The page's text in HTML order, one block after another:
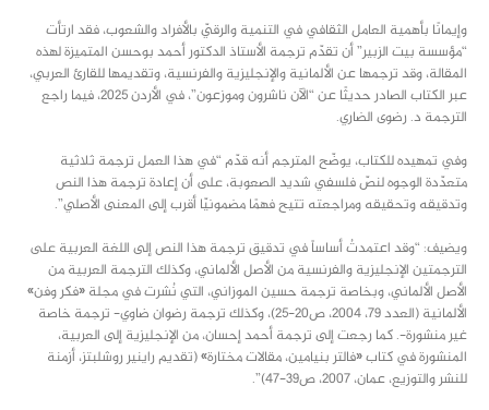
وإيمانًا بأهمية العامل الثقافي في التنمية والرقيّ بالأفراد والشعوب، فقد ارتأت
“مؤسسة بيت الزبير” أن تقدّم ترجمة الأستاذ الدكتور أحمد بوحسن المتميزة لهذه
المقالة، وقد ترجمها عن الألمانية والإنجليزية والفرنسية، وتقديمها للقارئ العربي،
عبر الكتاب الصادر حديثًا عن “الآن ناشرون وموزعون”، في الأردن 2025، فيما راجع
الترجمة د. رضوى الضاري.
وفي تمهيده للكتاب، يوضّح المترجم أنه قدّم “في هذا العمل ترجمة ثلاثية
متعدّدة الوجوه لنصّ فلسفي شديد الصعوبة، على أن إعادة ترجمة هذا النص
وتدقيقه وتحقيقه ومراجعته تتيح فهمًا مضمونيّا أقرب إلى المعنى الأصلي”.
ويضيف: “وقد اعتمدتُ أساساً في تدقيق ترجمة هذا النص إلى اللغة العربية على
الترجمتين الإنجليزية والفرنسية من الأصل الألماني، وكذلك الترجمة العربية من
الأصل الألماني، وبخاصة ترجمة حسين الموزاني، التي نُشرت في مجلة «فكر وفن»
الألمانية (العدد 79، 2004، ص20-25)، وكذلك ترجمة رضوان ضاوي- ترجمة خاصة
غير منشورة-. كما رجعت إلى ترجمة أحمد إحسان، من الإنجليزية إلى العربية،
المنشورة في كتاب «فالتر بنيامين، مقالات مختارة» (تقديم راينير روشلبتز، أزمنة
للنشر والتوزيع، عمان، 2007، ص39-47)”.